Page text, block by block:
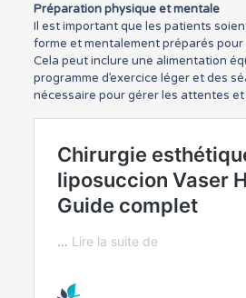
Préparation physique et mentale
Il est important que les patients
forme et mentalement préparés pour
Cela peut inclure une alimentation
programme d’exercice léger et des
nécessaire pour gérer les attentes et